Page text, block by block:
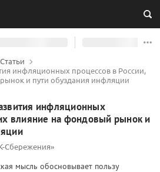
Статьи
инфляционных процессов в России,
и пути обуздания инфляции
инфляционных
влияние на фондовый рынок и
Сбережения»
мысль обосновывает пользу